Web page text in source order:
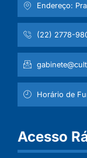
Endereço:
(22) 2778-
Horário de
Acesso